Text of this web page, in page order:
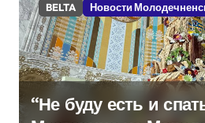
BELTA Новости
“Не буду есть и